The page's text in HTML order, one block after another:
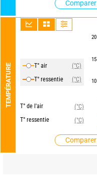
TEMPÉRATURE T° air
(°C)
T° ressentie
(°C)
T° de l'air
(°C)
T° ressentie
(°C)
20
15
10